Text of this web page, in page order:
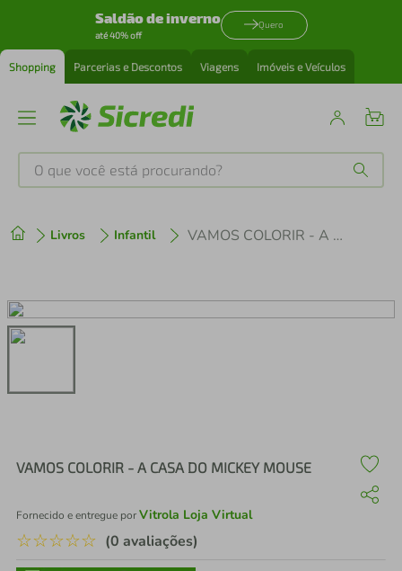
Saldão de inverno
até 40% off
Quero
Shopping Parcerias e Descontos Viagens Imóveis e Veículos
O que você está procurando?
Livros Infantil VAMOS COLORIR - A CASA DO MICKEY MOUSE
VAMOS COLORIR - A CASA DO MICKEY MOUSE
Fornecido e entregue porVitrola Loja Virtual
☆☆☆☆☆ (0 avaliações)
2º cafeteira